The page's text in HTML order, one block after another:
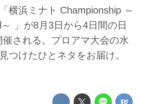
横浜ミナト Championship ～
」が8月3日から4日間の日
される。プロアマ大会の水
つけたひとネタをお届け。